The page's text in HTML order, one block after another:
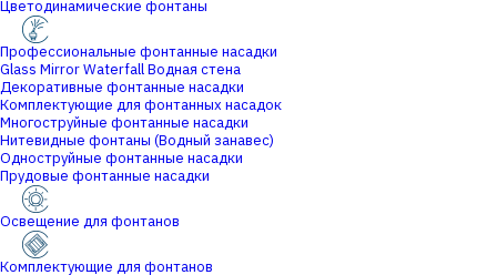
Цветодинамические фонтаны
Профессиональные фонтанные насадки
Glass Mirror Waterfall Водная стена
Декоративные фонтанные насадки
Комплектующие для фонтанных насадок
Многоструйные фонтанные насадки
Нитевидные фонтаны (Водный занавес)
Одноструйные фонтанные насадки
Прудовые фонтанные насадки
Освещение для фонтанов
Комплектующие для фонтанов